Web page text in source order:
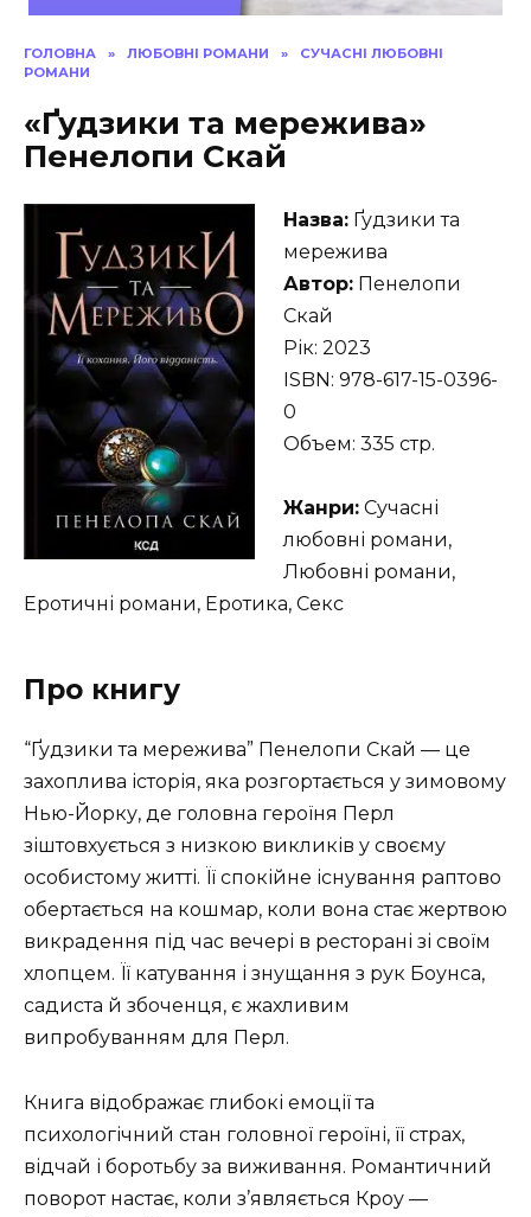
ГОЛОВНА » ЛЮБОВНІ РОМАНИ »
СУЧАСНІ ЛЮБОВНІ
РОМАНИ
«Ґудзики та мережива»
Пенелопи Скай
Назва: Ґудзики та
мережива
Автор: Пенелопи
Скай
Рік: 2023
ISBN: 978-617-15-0396-
0
Объем: 335 стр.
Жанри: Сучасні
любовні романи,
Любовні романи,
Еротичні романи, Еротика, Секс
Про книгу
“Ґудзики та мережива” Пенелопи Скай — це
захоплива історія, яка розгортається у зимовому
Нью-Йорку, де головна героїня Перл
зіштовхується з низкою викликів у своєму
особистому житті. Її спокійне існування раптово
обертається на кошмар, коли вона стає жертвою
викрадення під час вечері в ресторані зі своїм
хлопцем. Її катування і знущання з рук Боунса,
садиста й збоченця, є жахливим
випробуванням для Перл.
Книга відображає глибокі емоції та
психологічний стан головної героїні, її страх,
відчай і боротьбу за виживання. Романтичний
поворот настає, коли з’являється Кроу —